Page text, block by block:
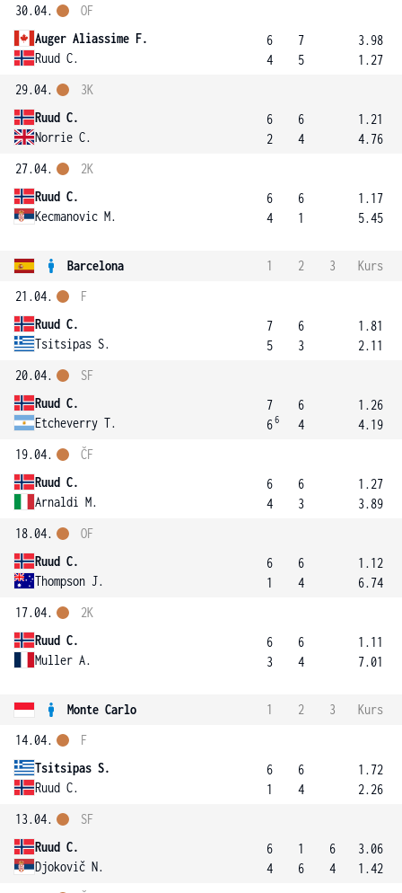
30.04.
Auger Aliassime F.
Ruud C.
OF
6
4
7
5
3.98
1.27
29.04.
Ruud C.
Norrie C.
3K
6
2
6
4
1.21
4.76
27.04.
Ruud C.
Kecmanovic M.
2K
6
4
6
1
1.17
5.45
Barcelona 1 2 3
Kurs
21.04.
Ruud C.
Tsitsipas S.
F
7
5
6
3
1.81
2.11
20.04.
Ruud C.
Etcheverry T.
SF
7
66
6
4
1.26
4.19
19.04.
Ruud C.
Arnaldi M.
ČF
6
4
6
3
1.27
3.89
18.04.
Ruud C.
Thompson J.
OF
6
1
6
4
1.12
6.74
17.04.
Ruud C.
Muller A.
2K
6
3
6
4
1.11
7.01
Monte Carlo 1 2 3
Kurs
14.04.
Tsitsipas S.
Ruud C.
F
6
1
6
4
1.72
2.26
13.04.
Ruud C.
Djokovič N.
SF
6
4
1
6
6
4
3.06
1.42